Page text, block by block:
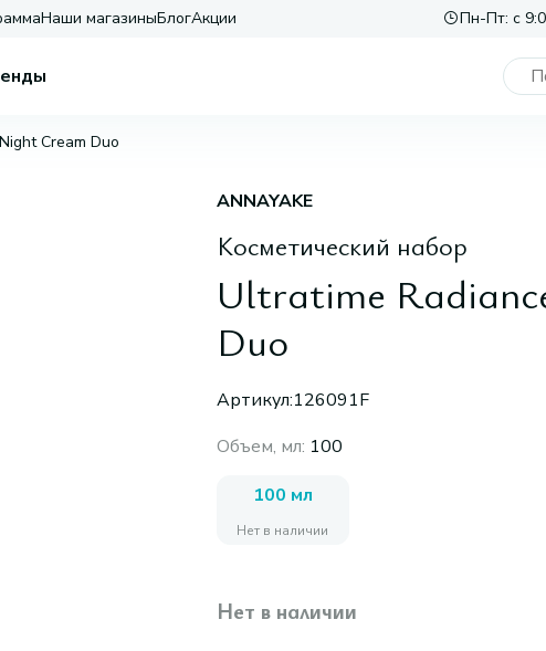
Наши магазиныБлогАкции Пн-Пт: с
Cream Duo
ANNAYAKE
Косметический набор
Ultratime
Duo
Артикул:126091F
Объем, мл: 100
100 мл
Нет в наличии
Нет в наличии